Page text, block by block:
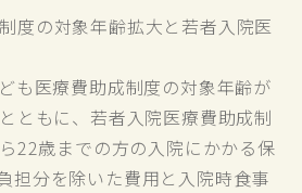
度の対象年齢拡大と若者入院医
も医療費助成制度の対象年齢が
ともに、若者入院医療費助成制
22歳までの方の入院にかかる保
担分を除いた費用と入院時食事